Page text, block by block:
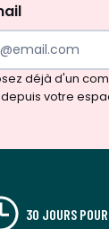
déjà d'un
votre
30 JOURS